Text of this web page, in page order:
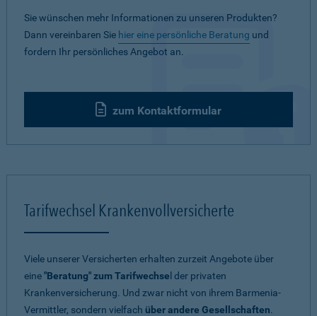
Sie wünschen mehr Informationen zu unseren Produkten?
Dann vereinbaren Sie hier eine persönliche Beratung und
fordern Ihr persönliches Angebot an.
zum Kontaktformular
Tarifwechsel Krankenvollversicherte
Viele unserer Versicherten erhalten zurzeit Angebote über
eine"Beratung" zum Tarifwechse l der privaten
Krankenversicherung. Und zwar nicht von ihrem Barmenia-
Vermittler, sondern vielfach über andere Gesellschaften.